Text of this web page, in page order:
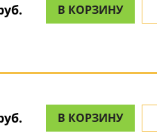
В КОРЗИНУ
В КОРЗИНУ